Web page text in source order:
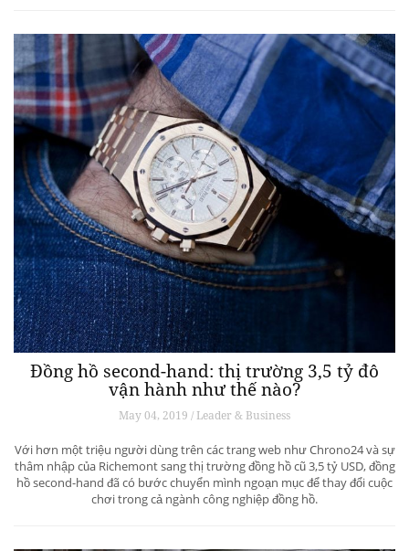
Đồng hồ second-hand: thị trường 3,5 tỷ đô
vận hành như thế nào?
May 04, 2019 / Leader & Business
Với hơn một triệu người dùng trên các trang web như Chrono24 và sự
thâm nhập của Richemont sang thị trường đồng hồ cũ 3,5 tỷ USD, đồng
hồ second-hand đã có bước chuyển mình ngoạn mục để thay đổi cuộc
chơi trong cả ngành công nghiệp đồng hồ.